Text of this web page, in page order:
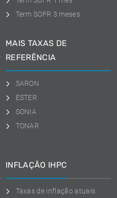
Term SOFR 3 meses
MAIS TAXAS DE
REFERÊNCIA
SARON
ESTER
SONIA
TONAR
INFLAÇÃO IHPC
Taxas de inflação atuais